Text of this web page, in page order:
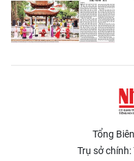
Tổng
Trụ sở chính: